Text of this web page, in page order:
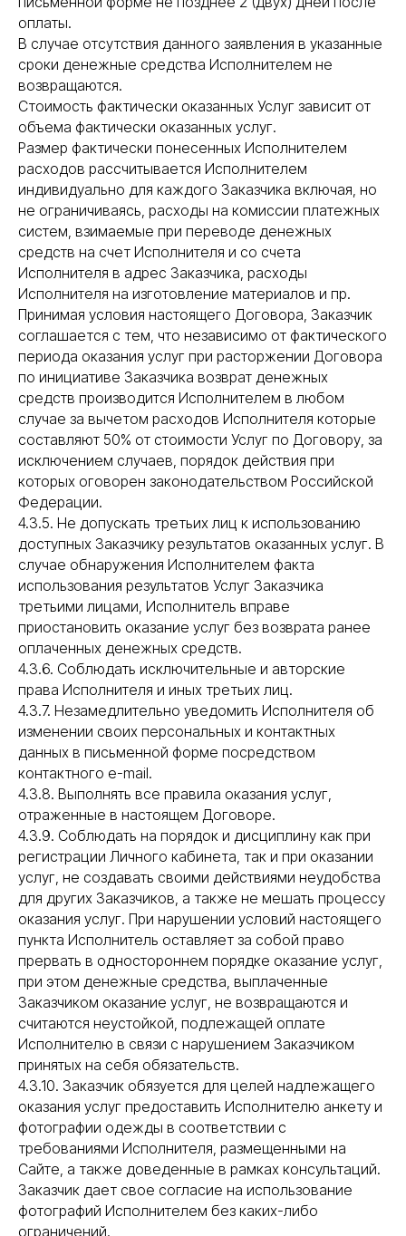
оплаты.
В случае отсутствия данного заявления в указанные
сроки денежные средства Исполнителем не
возвращаются.
Стоимость фактически оказанных Услуг зависит от
объема фактически оказанных услуг.
Размер фактически понесенных Исполнителем
расходов рассчитывается Исполнителем
индивидуально для каждого Заказчика включая, но
не ограничиваясь, расходы на комиссии платежных
систем, взимаемые при переводе денежных
средств на счет Исполнителя и со счета
Исполнителя в адрес Заказчика, расходы
Исполнителя на изготовление материалов и пр.
Принимая условия настоящего Договора, Заказчик
соглашается с тем, что независимо от фактического
периода оказания услуг при расторжении Договора
по инициативе Заказчика возврат денежных
средств производится Исполнителем в любом
случае за вычетом расходов Исполнителя которые
составляют 50% от стоимости Услуг по Договору, за
исключением случаев, порядок действия при
которых оговорен законодательством Российской
Федерации.
4.3.5. Не допускать третьих лиц к использованию
доступных Заказчику результатов оказанных услуг. В
случае обнаружения Исполнителем факта
использования результатов Услуг Заказчика
третьими лицами, Исполнитель вправе
приостановить оказание услуг без возврата ранее
оплаченных денежных средств.
4.3.6. Соблюдать исключительные и авторские
права Исполнителя и иных третьих лиц.
4.3.7. Незамедлительно уведомить Исполнителя об
изменении своих персональных и контактных
данных в письменной форме посредством
контактного e-mail.
4.3.8. Выполнять все правила оказания услуг,
отраженные в настоящем Договоре.
4.3.9. Соблюдать на порядок и дисциплину как при
регистрации Личного кабинета, так и при оказании
услуг, не создавать своими действиями неудобства
для других Заказчиков, а также не мешать процессу
оказания услуг. При нарушении условий настоящего
пункта Исполнитель оставляет за собой право
прервать в одностороннем порядке оказание услуг,
при этом денежные средства, выплаченные
Заказчиком оказание услуг, не возвращаются и
считаются неустойкой, подлежащей оплате
Исполнителю в связи с нарушением Заказчиком
принятых на себя обязательств.
4.3.10. Заказчик обязуется для целей надлежащего
оказания услуг предоставить Исполнителю анкету и
фотографии одежды в соответствии с
требованиями Исполнителя, размещенными на
Сайте, а также доведенные в рамках консультаций.
Заказчик дает свое согласие на использование
фотографий Исполнителем без каких-либо
ограничений.